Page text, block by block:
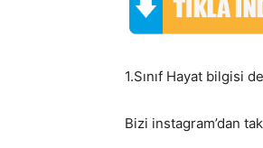
1.Sınıf Hayat bilgisi
Bizi instagram’dan